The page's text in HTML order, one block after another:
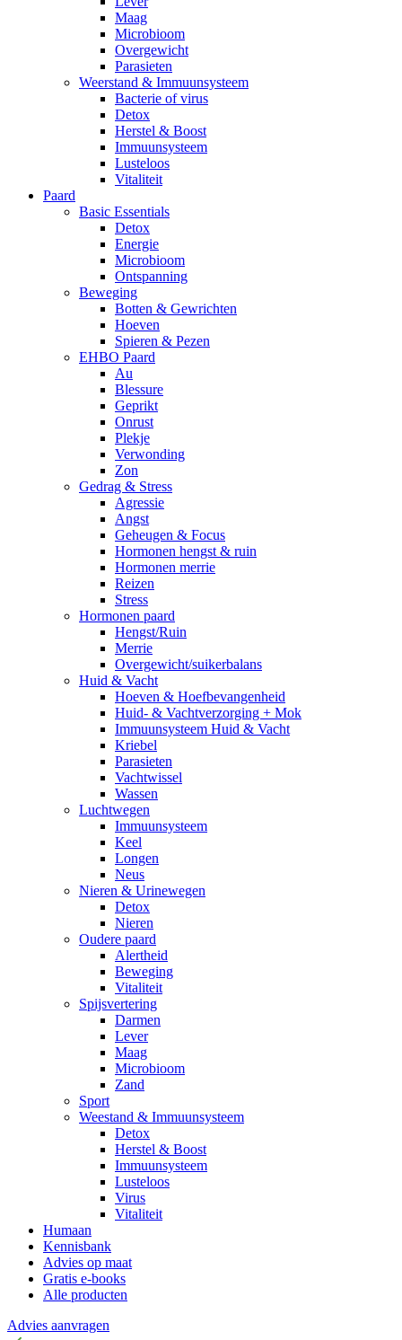
Maag
Microbioom
Overgewicht
Parasieten
Weerstand & Immuunsysteem
Bacterie of virus
Detox
Herstel & Boost
Immuunsysteem
Lusteloos
Vitaliteit
Paard
Basic Essentials
Detox
Energie
Microbioom
Ontspanning
Beweging
Botten & Gewrichten
Hoeven
Spieren & Pezen
EHBO Paard
Au
Blessure
Geprikt
Onrust
Plekje
Verwonding
Zon
Gedrag & Stress
Agressie
Angst
Geheugen & Focus
Hormonen hengst & ruin
Hormonen merrie
Reizen
Stress
Hormonen paard
Hengst/Ruin
Merrie
Overgewicht/suikerbalans
Huid & Vacht
Hoeven & Hoefbevangenheid
Huid- & Vachtverzorging + Mok
Immuunsysteem Huid & Vacht
Kriebel
Parasieten
Vachtwissel
Wassen
Luchtwegen
Immuunsysteem
Keel
Longen
Neus
Nieren & Urinewegen
Detox
Nieren
Oudere paard
Alertheid
Beweging
Vitaliteit
Spijsvertering
Darmen
Lever
Maag
Microbioom
Zand
Sport
Weestand & Immuunsysteem
Detox
Herstel & Boost
Immuunsysteem
Lusteloos
Virus
Vitaliteit
Humaan
Kennisbank
Advies op maat
Gratis e-books
Alle producten
Advies aanvragen